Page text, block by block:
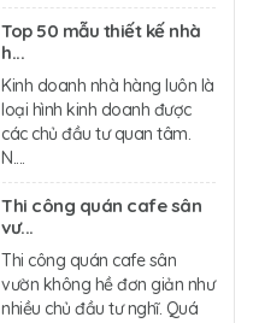
Top 50 mẫu thiết kế nhà
h...
Kinh doanh nhà hàng luôn là
loại hình kinh doanh được
các chủ đầu tư quan tâm.
N....
Thi công quán cafe sân
vư...
Thi công quán cafe sân
vườn không hề đơn giản như
nhiều chủ đầu tư nghĩ. Quá